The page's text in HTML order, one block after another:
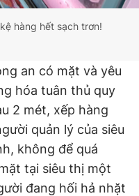
hàng hết sạch trơn!
an có mặt và yêu
hóa tuân thủ quy
2 mét, xếp hàng
quản lý của siêu
không để quá
tại siêu thị một
đang hối hả nhặt